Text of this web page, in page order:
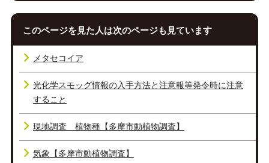
このページを見た人は次のページも見ています
メタセコイア
光化学スモッグ情報の入手方法と注意報等発令時に注意
すること
現地調査 植物種【多摩市動植物調査】
気象【多摩市動植物調査】